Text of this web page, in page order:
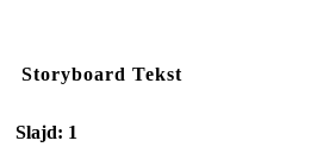
Storyboard Tekst
Slajd: 1